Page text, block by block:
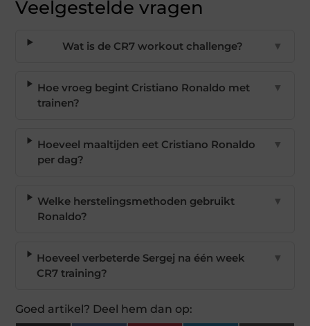
Veelgestelde vragen
Wat is de CR7 workout challenge? ▼
Hoe vroeg begint Cristiano Ronaldo met
trainen?
▼
Hoeveel maaltijden eet Cristiano Ronaldo
per dag?
▼
Welke herstelingsmethoden gebruikt
Ronaldo?
▼
Hoeveel verbeterde Sergej na één week
CR7 training?
▼
Goed artikel? Deel hem dan op: